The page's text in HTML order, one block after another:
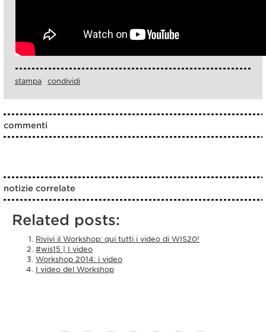
stampa condividi
commenti
notizie correlate
Related posts:
Rivivi il Workshop: qui tutti i video di WIS20!
#wis15 | I video
Workshop 2014: i video
I video del Workshop